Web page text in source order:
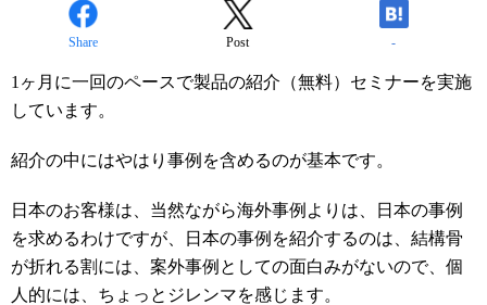
Share Post -
1ヶ月に一回のペースで製品の紹介（無料）セミナーを実施
しています。
紹介の中にはやはり事例を含めるのが基本です。
日本のお客様は、当然ながら海外事例よりは、日本の事例
を求めるわけですが、日本の事例を紹介するのは、結構骨
が折れる割には、案外事例としての面白みがないので、個
人的には、ちょっとジレンマを感じます。